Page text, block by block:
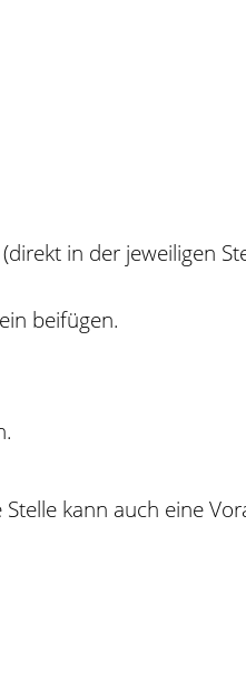
in der jeweiligen
beifügen.
kann auch eine